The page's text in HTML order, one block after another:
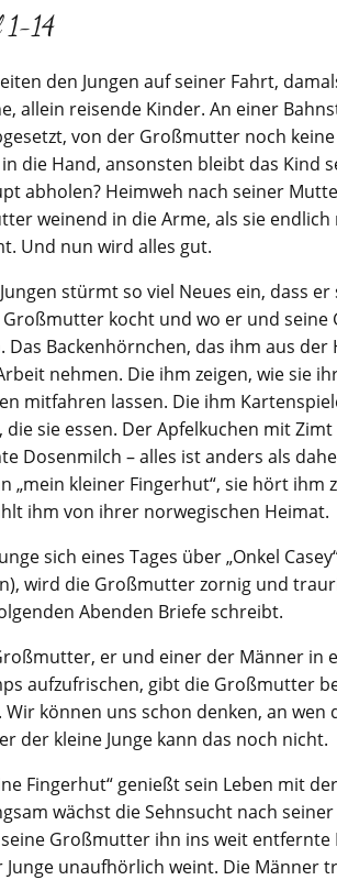
1-14
den Jungen auf seiner Fahrt,
allein reisende Kinder. An einer
von der Großmutter noch
die Hand, ansonsten bleibt das Kind
abholen? Heimweh nach seiner
weinend in die Arme, als sie
Und nun wird alles gut.
stürmt so viel Neues ein, dass
kocht und wo er und
Das Backenhörnchen, das ihm aus
nehmen. Die ihm zeigen, wie sie
mitfahren lassen. Die ihm
die sie essen. Der Apfelkuchen mit
Dosenmilch – alles ist anders als
„mein kleiner Fingerhut“, sie hört ihm
ihm von ihrer norwegischen Heimat.
sich eines Tages über „Onkel
wird die Großmutter zornig und
Abenden Briefe schreibt.
er und einer der Männer in
aufzufrischen, gibt die Großmutter
Wir können uns schon denken, an
der kleine Junge kann das noch nicht.
Fingerhut“ genießt sein Leben mit
wächst die Sehnsucht nach
Großmutter ihn ins weit
Junge unaufhörlich weint. Die Männer